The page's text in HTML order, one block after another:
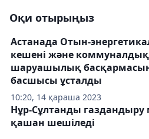
Оқи отырыңыз
10:20, 14 қараша 2023
Астанада Отын-
кешені және коммуналдық
шаруашылық
басшысы ұсталды
Нұр-Сұлтанды газдандыру
қашан шешіледі